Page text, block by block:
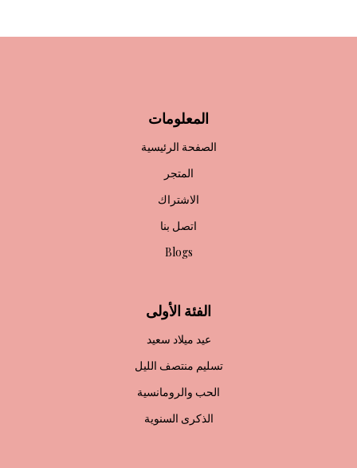
المعلومات
الصفحة الرئيسية
المتجر
الاشتراك
اتصل بنا
Blogs
الفئة الأولى
عيد ميلاد سعيد
تسليم منتصف الليل
الحب والرومانسية
الذكرى السنوية